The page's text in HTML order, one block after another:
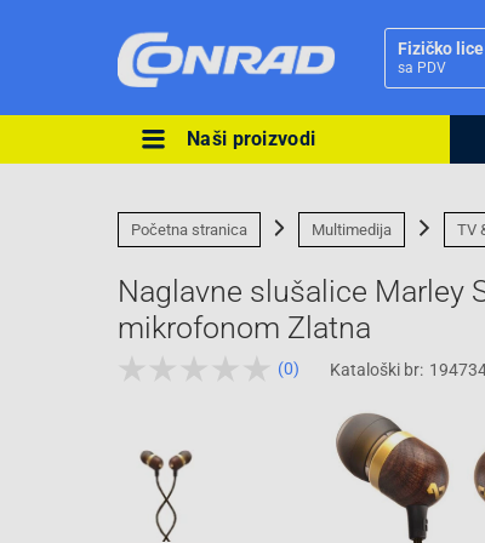
Fizičko lice
sa PDV
Ova postavka prilagođava
Pravno lice
Naši proizvodi
Početna stranica Multimedija TV
Naglavne slušalice Marley
mikrofonom Zlatna
(0) Kataloški br: